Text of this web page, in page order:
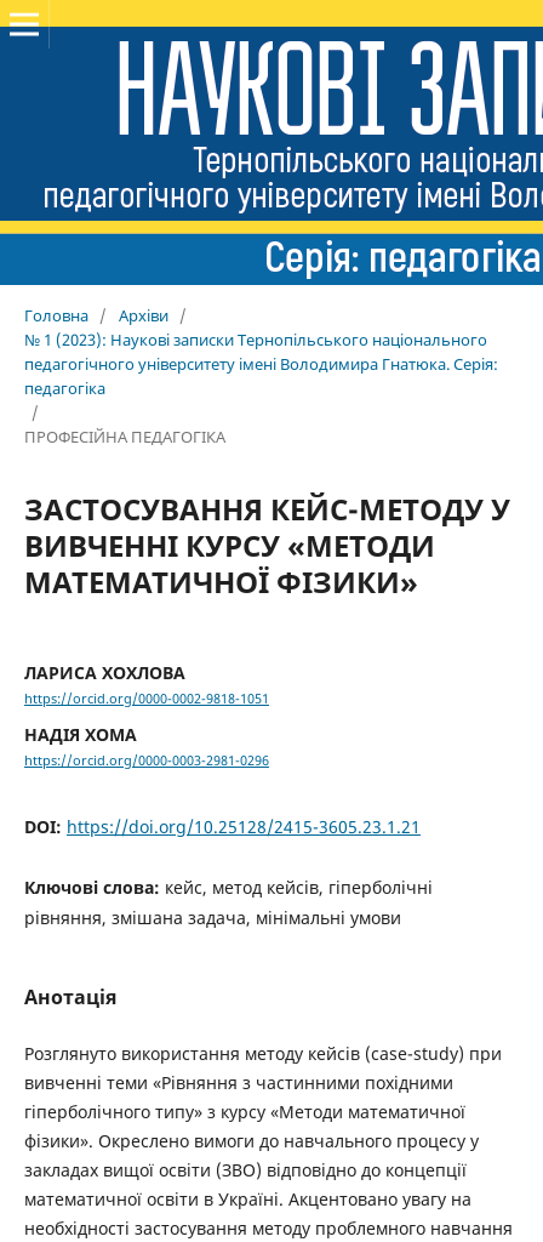
Головна / Архіви /
№ 1 (2023): Наукові записки Тернопільського національного
педагогічного університету імені Володимира Гнатюка. Серія:
педагогіка
/
ПРОФЕСІЙНА ПЕДАГОГІКА
ЗАСТОСУВАННЯ КЕЙС-МЕТОДУ У
ВИВЧЕННІ КУРСУ «МЕТОДИ
МАТЕМАТИЧНОЇ ФІЗИКИ»
ЛАРИСА ХОХЛОВА
https://orcid.org/0000-0002-9818-1051
НАДІЯ ХОМА
https://orcid.org/0000-0003-2981-0296
DOI: https://doi.org/10.25128/2415-3605.23.1.21
Ключові слова: кейс, метод кейсів, гіперболічні
рівняння, змішана задача, мінімальні умови
Анотація
Розглянуто використання методу кейсів (case-study) при
вивченні теми «Рівняння з частинними похідними
гіперболічного типу» з курсу «Методи математичної
фізики». Окреслено вимоги до навчального процесу у
закладах вищої освіти (ЗВО) відповідно до концепції
математичної освіти в Україні. Акцентовано увагу на
необхідності застосування методу проблемного навчання